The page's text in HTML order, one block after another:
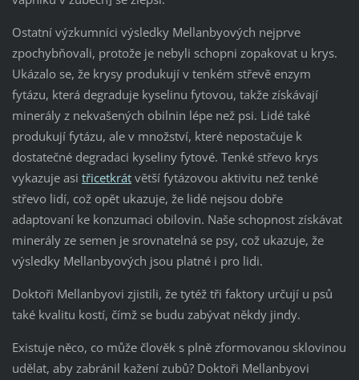
Ostatní výzkumníci výsledky Mellanbyových nejprve
zpochybňovali, protože je nebyli schopni zopakovat u krys.
Ukázalo se, že krysy produkují v tenkém střevě enzym
fytázu, která degraduje kyselinu fytovou, takže získávají
minerály z nekvašených obilnin lépe než psi. Lidé také
produkují fytázu, ale v množství, které nepostačuje k
dostatečné degradaci kyseliny fytové. Tenké střevo krys
vykazuje asi třicetkrátvětší fytázovou aktivitu než tenké
střevo lidí, což opět ukazuje, že lidé nejsou dobře
adaptovaní ke konzumaci obilovin. Naše schopnost získávat
minerály ze semen je srovnatelná se psy, což ukazuje, že
výsledky Mellanbyových jsou platné i pro lidi.
Doktoři Mellanbyovi zjistili, že tytéž tři faktory určují u psů
také kvalitu kostí, čímž se budu zabývat někdy jindy.
Existuje něco, co může člověk s plně zformovanou sklovinou
udělat, aby zabránil kažení zubů? Doktoři Mellanbyovi